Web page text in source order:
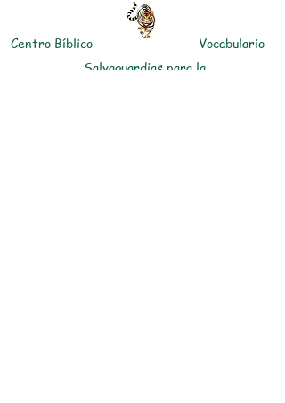
Centro Bíblico
Vocabulario
Salvaguardias para la